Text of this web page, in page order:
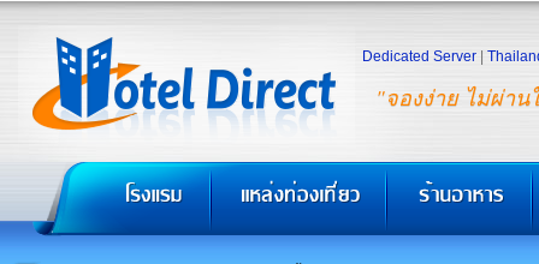
"จองง่าย ไม่ผ่าน
Dedicated Server